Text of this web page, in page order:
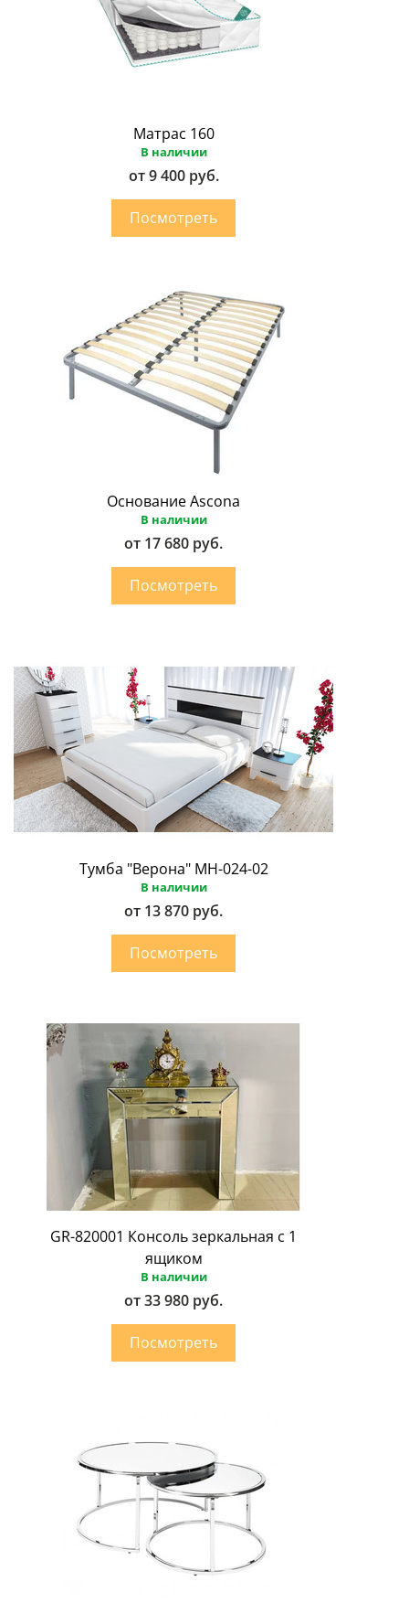
Матрас 160
В наличии
от 9 400 руб.
Основание Ascona
В наличии
от 17 680 руб.
Тумба "Верона" МН-024-02
В наличии
от 13 870 руб.
GR-820001 Консоль зеркальная с 1
ящиком
В наличии
от 33 980 руб.